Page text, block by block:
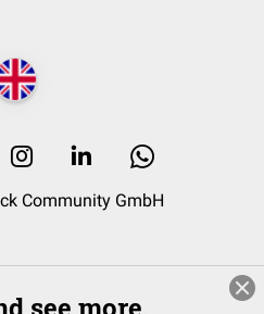
Community GmbH